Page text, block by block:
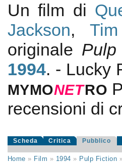
Un film di
Jackson,
originale
1994. - Lucky
MYMONETRO
recensioni di
Scheda Critica Pubblico
Home » Film » 1994 » Pulp Fiction